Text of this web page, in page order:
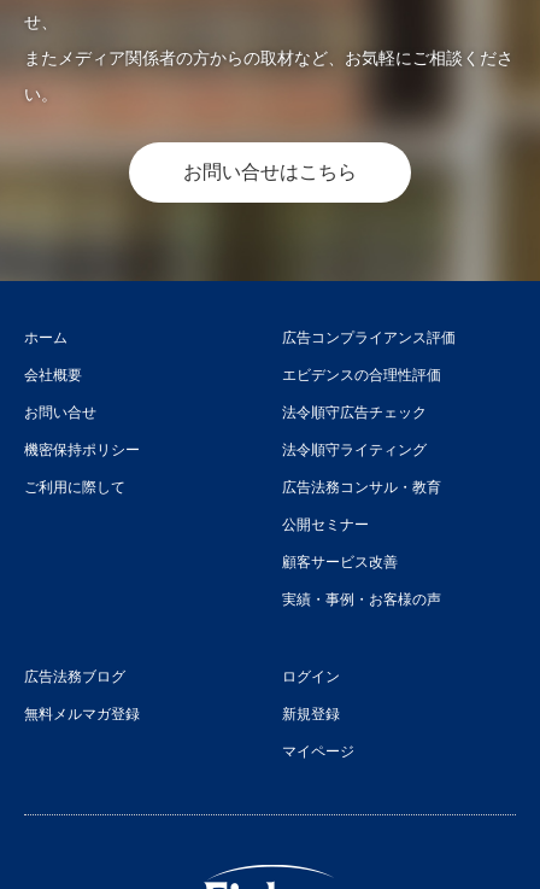
せ、
またメディア関係者の方からの取材など、お気軽にご相談くださ
い。
お問い合せはこちら
ホーム
会社概要
お問い合せ
機密保持ポリシー
ご利用に際して
広告コンプライアンス評価
エビデンスの合理性評価
法令順守広告チェック
法令順守ライティング
広告法務コンサル・教育
公開セミナー
顧客サービス改善
実績・事例・お客様の声
広告法務ブログ
無料メルマガ登録
ログイン
新規登録
マイページ